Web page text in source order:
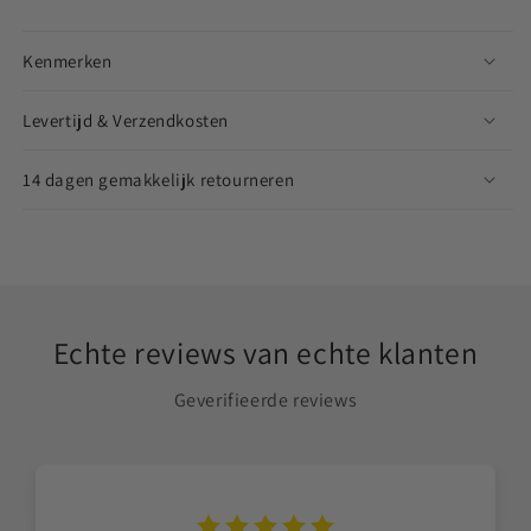
Kenmerken
Levertijd & Verzendkosten
14 dagen gemakkelijk retourneren
Echte reviews van echte klanten
Geverifieerde reviews